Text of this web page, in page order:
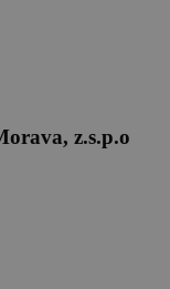
z.s.p.o